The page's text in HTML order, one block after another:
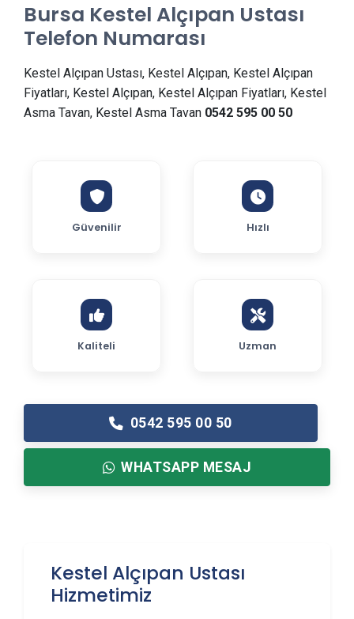
Bursa Kestel Alçıpan Ustası
Telefon Numarası
Kestel Alçıpan Ustası, Kestel Alçıpan, Kestel Alçıpan
Fiyatları, Kestel Alçıpan, Kestel Alçıpan Fiyatları, Kestel
Asma Tavan, Kestel Asma Tavan 0542 595 00 50
Güvenilir Hızlı
Kaliteli Uzman
0542 595 00 50
WHATSAPP MESAJ
Kestel Alçıpan Ustası
Hizmetimiz